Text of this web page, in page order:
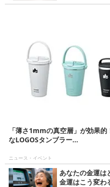
「薄さ1mmの真空層」が効果
なLOGOSタンブラー...
ニュース・イベント
あなたの金運は
金運はこう変わ